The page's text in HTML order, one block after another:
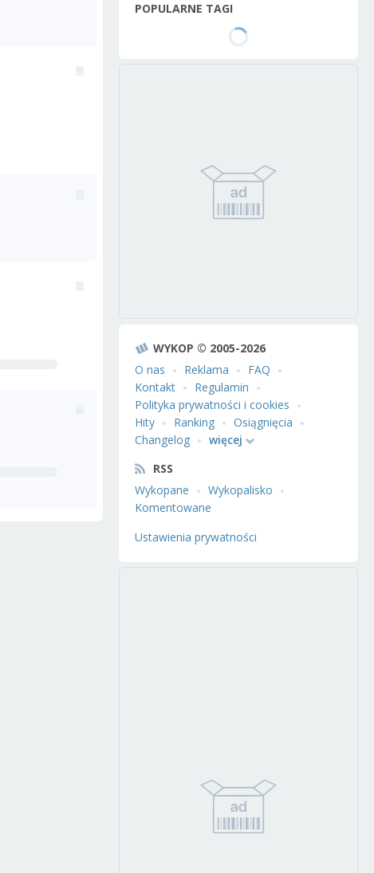
POPULARNE TAGI
WYKOP © 2005-2026
O nas
Reklama
FAQ
Kontakt
Regulamin
Polityka prywatności i cookies
Hity
Ranking
Osiągnięcia
Changelog
więcej
RSS
Wykopane
Wykopalisko
Komentowane
Ustawienia prywatności